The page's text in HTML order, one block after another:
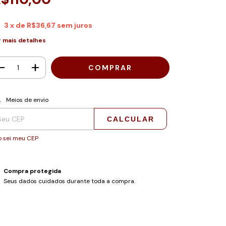
3 x de R$36,67 sem juros
mais detalhes
para o CEP:
Meios de envio
CALCULAR
sei meu CEP
Compra protegida
Seus dados cuidados durante toda a compra.